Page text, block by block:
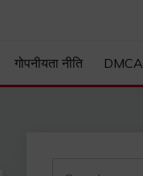
गोपनीयता नीति DMCA